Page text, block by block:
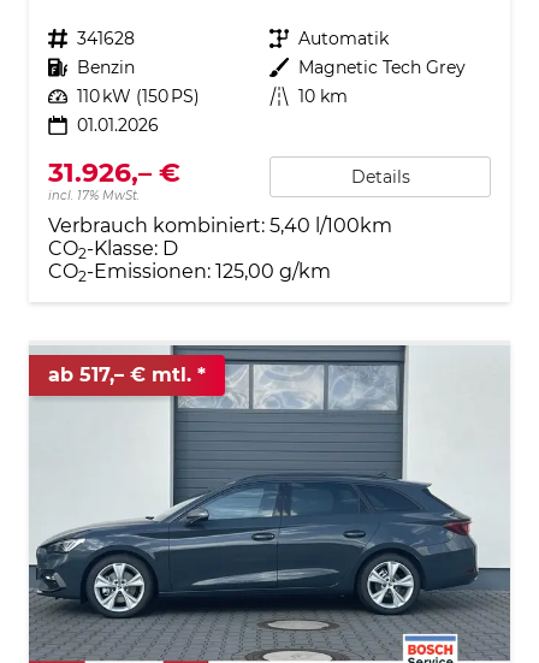
Fahrzeugnr. 341628 Getriebe Automatik
Kraftstoff Benzin Außenfarbe Magnetic Tech Grey
Leistung 110 kW (150 PS) Kilometerstand 10 km
01.01.2026
31.926,– €
incl. 17% MwSt.
Details
Verbrauch kombiniert: 5,40 l/100km
CO2-Klasse: D
CO2-Emissionen: 125,00 g/km
ab 517,– € mtl.